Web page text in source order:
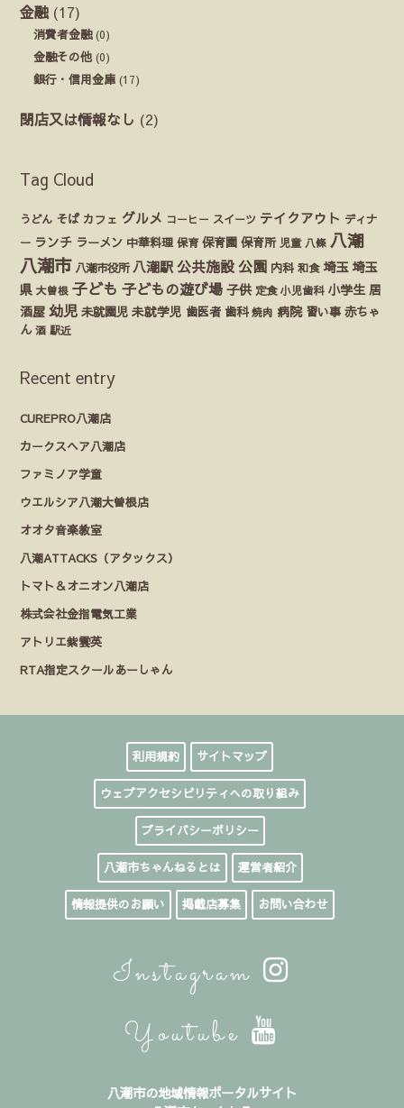
金融 (17)
消費者金融(0)
金融その他 (0)
銀行・信用金庫 (17)
閉店又は情報なし (2)
Tag Cloud
うどん そば カフェ グルメ コーヒー スイーツ テイクアウト ディナ
ー ランチ ラーメン 中華料理 保育 保育園 保育所 児童 八條 八潮
八潮市 八潮市役所 八潮駅 公共施設 公園 内科 和食 埼玉 埼玉
県 大曽根 子ども 子どもの遊び場 子供 定食 小児歯科 小学生 居
酒屋 幼児 未就園児 未就学児 歯医者 歯科 焼肉 病院 習い事 赤ちゃ
ん 酒 駅近
Recent entry
CUREPRO八潮店
カークスヘア八潮店
ファミノア学童
ウエルシア八潮大曽根店
オオタ音楽教室
八潮ATTACKS（アタックス）
トマト＆オニオン八潮店
株式会社金指電気工業
アトリエ紫雲英
RTA指定スクールあーしゃん
利用規約 サイトマップ
ウェブアクセシビリティへの取り組み
プライバシーポリシー
八潮市ちゃんねるとは 運営者紹介
情報提供のお願い 掲載店募集 お問い合わせ
Instagram
Youtube
八潮市の地域情報ポータルサイト